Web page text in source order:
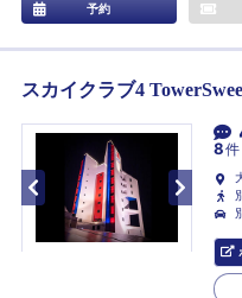
予約
スカイクラブ4
8件